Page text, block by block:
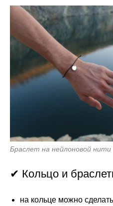
Браслет на нейлоновой нити
✔ Кольцо и
на кольце можно